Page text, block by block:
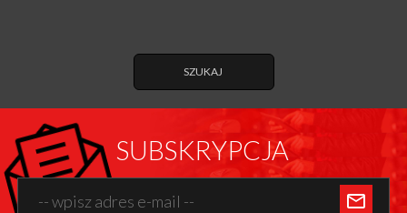
SZUKAJ
SUBSKRYPCJA